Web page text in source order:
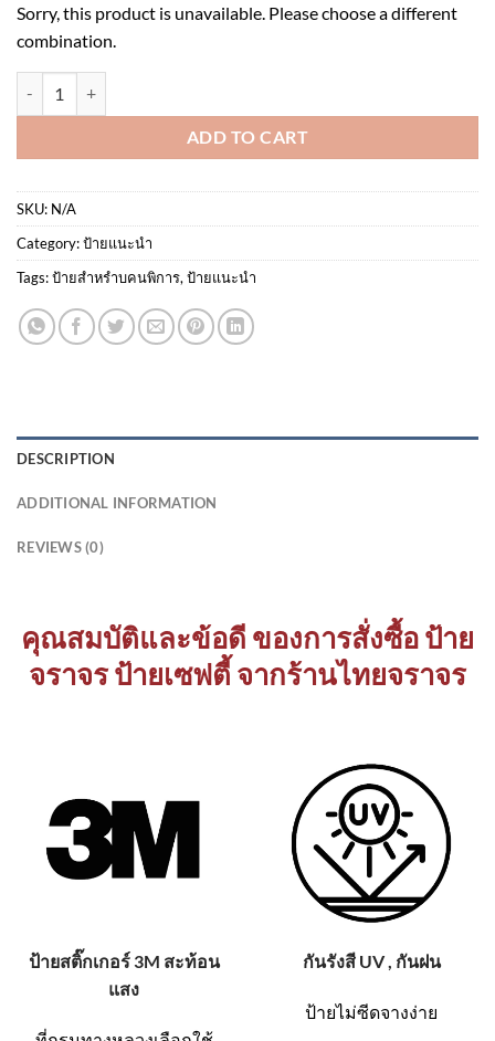
Sorry, this product is unavailable. Please choose a different
combination.
ADD TO CART
SKU: N/A
Category:ป้ายแนะนำ
Tags:ป้ายสำหรำบคนพิการ, ป้ายแนะนำ
DESCRIPTION
ADDITIONAL INFORMATION
REVIEWS (0)
คุณสมบัติและข้อดี ของการสั่งซื้อ ป้าย
จราจร ป้ายเซฟตี้ จากร้านไทยจราจร
ป้ายสติ๊กเกอร์ 3M สะท้อน
แสง
กันรังสี UV , กันฝน
ป้ายไม่ซีดจางง่าย